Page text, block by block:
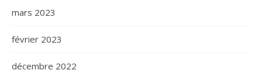
mars 2023
février 2023
décembre 2022